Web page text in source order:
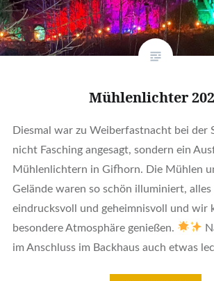
Mühlenlichter
Diesmal war zu Weiberfastnacht bei der
nicht Fasching angesagt, sondern ein
Mühlenlichtern in Gifhorn. Die Mühlen
Gelände waren so schön illuminiert,
eindrucksvoll und geheimnisvoll und wir
besondere Atmosphäre genießen.
im Anschluss im Backhaus auch etwas